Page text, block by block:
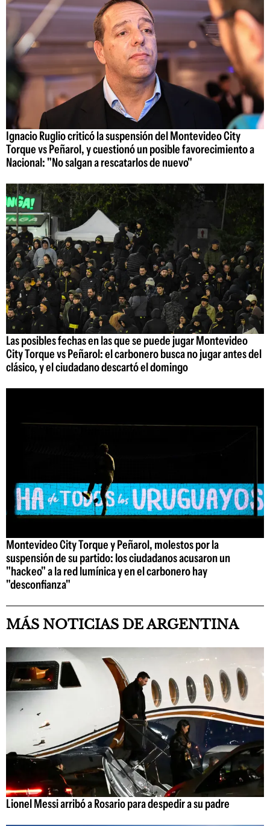
Ignacio Ruglio criticó la suspensión del Montevideo City
Torque vs Peñarol, y cuestionó un posible favorecimiento a
Nacional: "No salgan a rescatarlos de nuevo"
Las posibles fechas en las que se puede jugar Montevideo
City Torque vs Peñarol: el carbonero busca no jugar antes del
clásico, y el ciudadano descartó el domingo
Montevideo City Torque y Peñarol, molestos por la
suspensión de su partido: los ciudadanos acusaron un
"hackeo" a la red lumínica y en el carbonero hay
"desconfianza"
MÁS NOTICIAS DE ARGENTINA
Lionel Messi arribó a Rosario para despedir a su padre